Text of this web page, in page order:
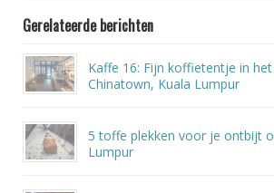
Gerelateerde berichten
Kaffe 16: Fijn koffietentje in
Chinatown, Kuala Lumpur
5 toffe plekken voor je ontbijt
Lumpur